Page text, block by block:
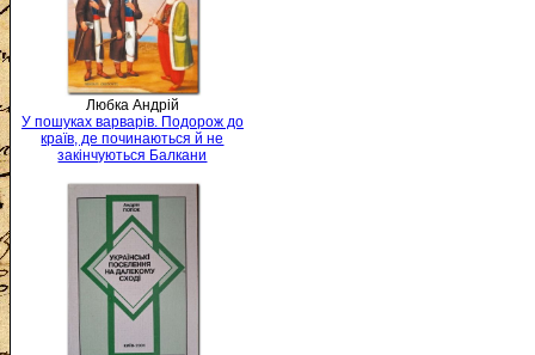
Любка Андрій
У пошуках варварів. Подорож до
країв, де починаються й не
закінчуються Балкани